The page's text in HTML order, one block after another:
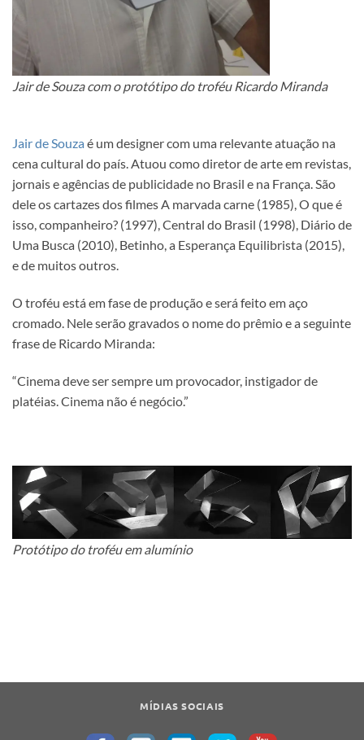
Jair de Souza com o protótipo do troféu Ricardo Miranda
Jair de Souza é um designer com uma relevante atuação na
cena cultural do país. Atuou como diretor de arte em revistas,
jornais e agências de publicidade no Brasil e na França. São
dele os cartazes dos filmes A marvada carne (1985), O que é
isso, companheiro? (1997), Central do Brasil (1998), Diário de
Uma Busca (2010), Betinho, a Esperança Equilibrista (2015),
e de muitos outros.
O troféu está em fase de produção e será feito em aço
cromado. Nele serão gravados o nome do prêmio e a seguinte
frase de Ricardo Miranda:
“Cinema deve ser sempre um provocador, instigador de
platéias. Cinema não é negócio.”
Protótipo do troféu em alumínio
MÍDIAS SOCIAIS